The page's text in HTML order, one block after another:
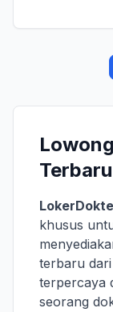
khusus
terbaru
terpercaya
seorang